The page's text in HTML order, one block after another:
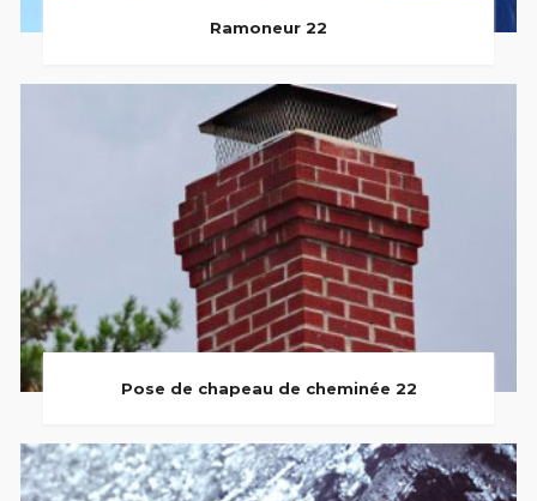
Ramoneur 22
Pose de chapeau de cheminée 22